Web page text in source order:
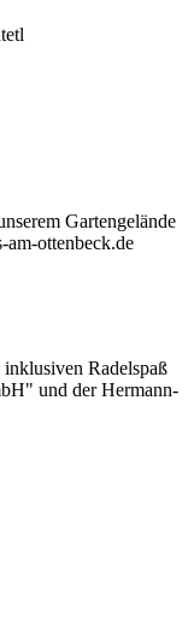
Gartengelände
ottenbeck.de
Radelspaß
und der Hermann-